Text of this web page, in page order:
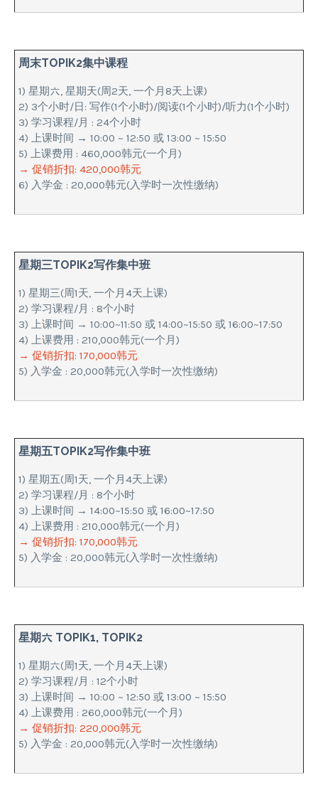
周末TOPIK2集中课程
1) 星期六, 星期天(周2天, 一个月8天上课)
2) 3个小时/日: 写作(1个小时)/阅读(1个小时)/听力(1个小时)
3) 学习课程/月 : 24个小时
4) 上课时间 → 10:00 ~ 12:50 或 13:00 ~ 15:50
5) 上课费用 : 460,000韩元(一个月)
→ 促销折扣: 420,000韩元
6) 入学金 : 20,000韩元(入学时一次性缴纳)
星期三TOPIK2写作集中班
1) 星期三(周1天, 一个月4天上课)
2) 学习课程/月 : 8个小时
3) 上课时间 → 10:00~11:50 或 14:00~15:50 或 16:00~17:50
4) 上课费用 : 210,000韩元(一个月)
→ 促销折扣: 170,000韩元
5) 入学金 : 20,000韩元(入学时一次性缴纳)
星期五TOPIK2写作集中班
1) 星期五(周1天, 一个月4天上课)
2) 学习课程/月 : 8个小时
3) 上课时间 → 14:00~15:50 或 16:00~17:50
4) 上课费用 : 210,000韩元(一个月)
→ 促销折扣: 170,000韩元
5) 入学金 : 20,000韩元(入学时一次性缴纳)
星期六 TOPIK1, TOPIK2
1) 星期六(周1天, 一个月4天上课)
2) 学习课程/月 : 12个小时
3) 上课时间 → 10:00 ~ 12:50 或 13:00 ~ 15:50
4) 上课费用 : 260,000韩元(一个月)
→ 促销折扣: 220,000韩元
5) 入学金 : 20,000韩元(入学时一次性缴纳)